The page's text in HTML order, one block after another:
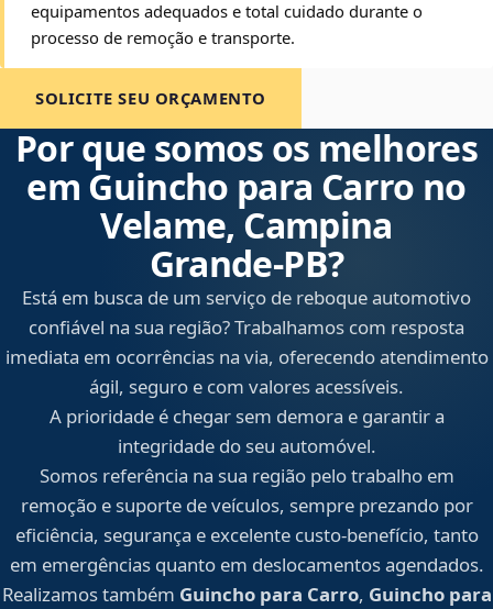
equipamentos adequados e total cuidado durante o
processo de remoção e transporte.
SOLICITE SEU ORÇAMENTO
Por que somos os melhores
em Guincho para Carro no
Velame, Campina
Grande‑PB?
Está em busca de um serviço de reboque automotivo
confiável na sua região? Trabalhamos com resposta
imediata em ocorrências na via, oferecendo atendimento
ágil, seguro e com valores acessíveis.
A prioridade é chegar sem demora e garantir a
integridade do seu automóvel.
Somos referência na sua região pelo trabalho em
remoção e suporte de veículos, sempre prezando por
eficiência, segurança e excelente custo-benefício, tanto
em emergências quanto em deslocamentos agendados.
Realizamos também Guincho para Carro, Guincho para